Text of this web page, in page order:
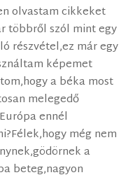
olvastam cikkeket
többről szól mint egy
részvétel,ez már egy
képemet
a béka most
melegedő
ennél
még nem
a
beteg,nagyon